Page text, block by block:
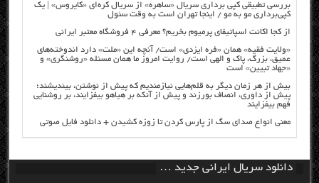
بررسی تطبیقی کپی برداری سریال «ساهره» از سریال کره‌ای «کایروس» | یک
کپی‌برداری مو به مو / اینجا تهران است به وقت سئول
از کجا اکانت اسپاتیفای پرمیوم بخریم؟ معرفی ۴ فروشگاه معتبر ایرانی
«ولایت فقیه» همان «فره ایزدی» است/ آنچه این «ملت» دارد اندوخته‌های
عمیق، بزرگ، پاک و الهی است/ روایت امروز ما همان مسئله «روشنگری» و
«جهاد تبیین» است
بیش از هر زمان دیگر به قلم‌هایی نیازمندیم که پیش از نوشتن، بیندیشند؛
پیش از داوری، انصاف بورزند و پیش از آنکه بر هیاهو بیفزایند، بر روشنایی
فهم بیفزایند
معنی انواع صدای سگ از پارس کردن تا زوزه کشیدن + دانلود فایل صوتی
دانلود سریال ایرانی جدید …